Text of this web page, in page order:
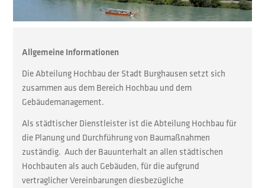
Allgemeine Informationen
Die Abteilung Hochbau der Stadt Burghausen setzt sich
zusammen aus dem Bereich Hochbau und dem
Gebäudemanagement.
Als städtischer Dienstleister ist die Abteilung Hochbau für
die Planung und Durchführung von Baumaßnahmen
zuständig. Auch der Bauunterhalt an allen städtischen
Hochbauten als auch Gebäuden, für die aufgrund
vertraglicher Vereinbarungen diesbezügliche